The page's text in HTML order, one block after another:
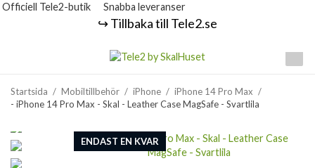
Officiell Tele2-butik Snabba leveranser
↪️ Tillbaka till Tele2.se
Startsida / Mobiltillbehör / iPhone / iPhone 14 Pro Max /
- iPhone 14 Pro Max - Skal - Leather Case MagSafe - Svartlila
ENDAST EN KVAR